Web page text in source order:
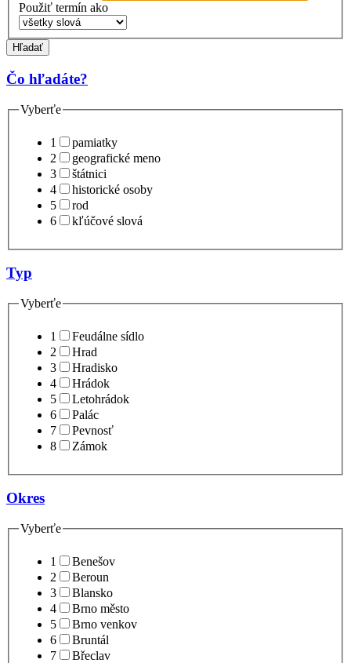
Použiť termín ako
Hľadať
Čo hľadáte?
Vyberťe
1
pamiatky
2
geografické meno
3
štátnici
4
historické osoby
5
rod
6
kľúčové slová
Typ
Vyberťe
1
Feudálne sídlo
2
Hrad
3
Hradisko
4
Hrádok
5
Letohrádok
6
Palác
7
Pevnosť
8
Zámok
Okres
Vyberťe
1
Benešov
2
Beroun
3
Blansko
4
Brno město
5
Brno venkov
6
Bruntál
7
Břeclav